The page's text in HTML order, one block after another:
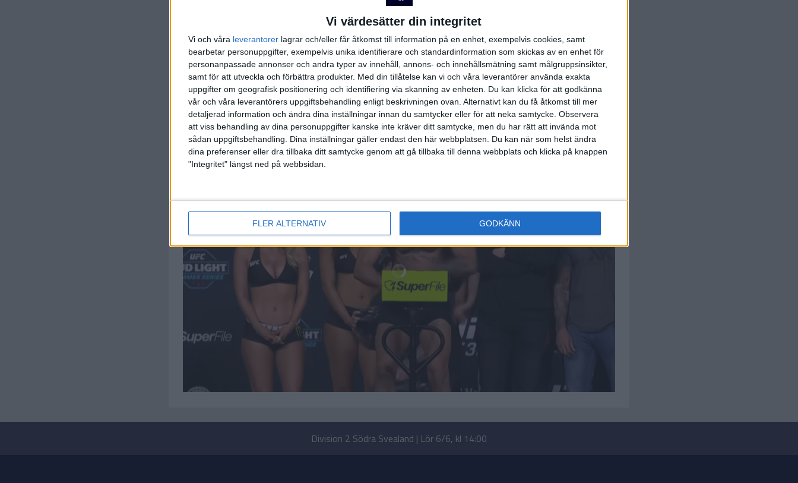
Vi värdesätter din integritet
Vi och våra leverantorer lagrar och/eller får åtkomst till information på en enhet, exempelvis cookies, samt
bearbetar personuppgifter, exempelvis unika identifierare och standardinformation som skickas av en enhet för
personanpassade annonser och andra typer av innehåll, annons- och innehållsmätning samt målgruppsinsikter,
samt för att utveckla och förbättra produkter. Med din tillåtelse kan vi och våra leverantörer använda exakta
uppgifter om geografisk positionering och identifiering via skanning av enheten. Du kan klicka för att godkänna
vår och våra leverantörers uppgiftsbehandling enligt beskrivningen ovan. Alternativt kan du få åtkomst till mer
detaljerad information och ändra dina inställningar innan du samtycker eller för att neka samtycke. Observera
att viss behandling av dina personuppgifter kanske inte kräver ditt samtycke, men du har rätt att invända mot
sådan uppgiftsbehandling. Dina inställningar gäller endast den här webbplatsen. Du kan när som helst ändra
dina preferenser eller dra tillbaka ditt samtycke genom att gå tillbaka till denna webbplats och klicka på knappen
"Integritet" längst ned på webbsidan.
FLER ALTERNATIV GODKÄNN
28 min
C. Antonelius
2:a halvlek
J. Ibrahim
73 min
Division 2 Södra Svealand | Lör 6/6, kl 14:00